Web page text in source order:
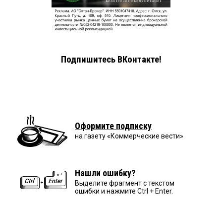
Подпишитесь ВКонтакте!
Оформите подписку
на газету «Коммерческие вести»
Нашли ошибку?
Выделите фрагмент с текстом
ошибки и нажмите Ctrl + Enter.